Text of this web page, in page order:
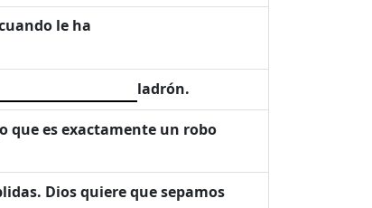
le ha
ladrón.
que es exactamente un robo
Dios quiere que sepamos